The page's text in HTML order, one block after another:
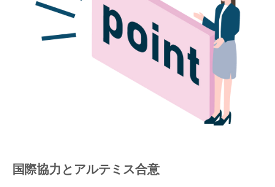
国際協力とアルテミス合意